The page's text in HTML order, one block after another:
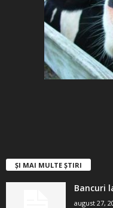
ȘI MAI MULTE ȘTIRI
Bancuri
august 27,